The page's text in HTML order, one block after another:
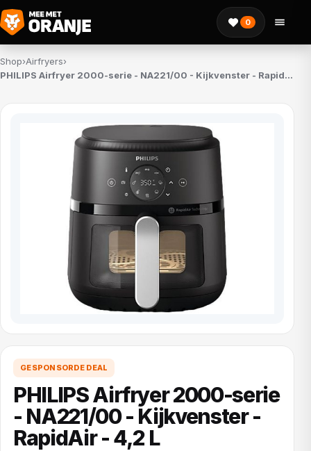
0
Shop›Airfryers›
PHILIPS Airfryer 2000-serie - NA221/00 - Kijkvenster - RapidAir - 4,2 L
GESPONSORDE DEAL
PHILIPS Airfryer 2000-serie
- NA221/00 - Kijkvenster -
RapidAir - 4,2 L